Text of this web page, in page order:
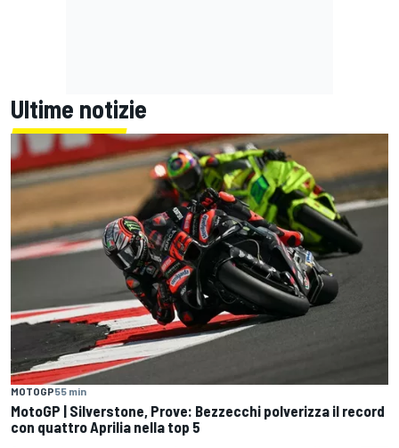
Ultime notizie
MOTOGP55 min
MotoGP | Silverstone, Prove: Bezzecchi polverizza il record
con quattro Aprilia nella top 5